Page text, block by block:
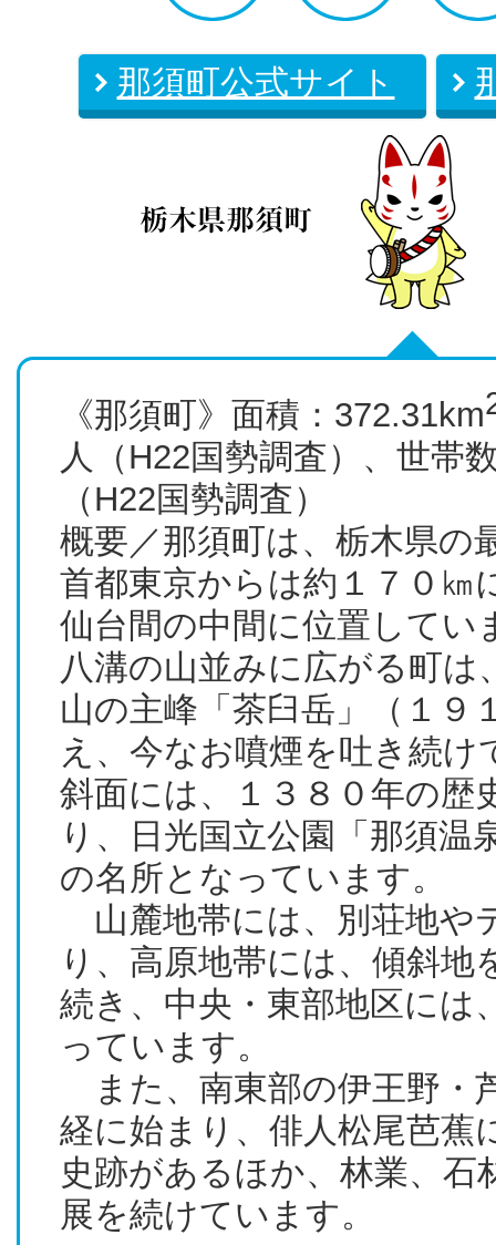
那須町公式サイト
《那須町》面積：372.31km
人（H22国勢調査）、世帯
（H22国勢調査）
概要／那須町は、栃木県の
首都東京からは約１７０㎞
仙台間の中間に位置してい
八溝の山並みに広がる町は
山の主峰「茶臼岳」（１９
え、今なお噴煙を吐き続け
斜面には、１３８０年の歴
り、日光国立公園「那須温
の名所となっています。
山麓地帯には、別荘地や
り、高原地帯には、傾斜地
続き、中央・東部地区には
っています。
また、南東部の伊王野・
経に始まり、俳人松尾芭蕉
史跡があるほか、林業、石
展を続けています。